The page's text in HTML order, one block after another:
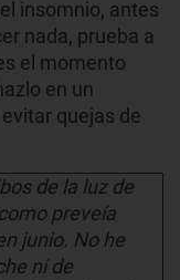
insomnio, antes
nada, prueba a
el momento
en un
quejas de
de la luz de
preveía
junio. No he
ni de